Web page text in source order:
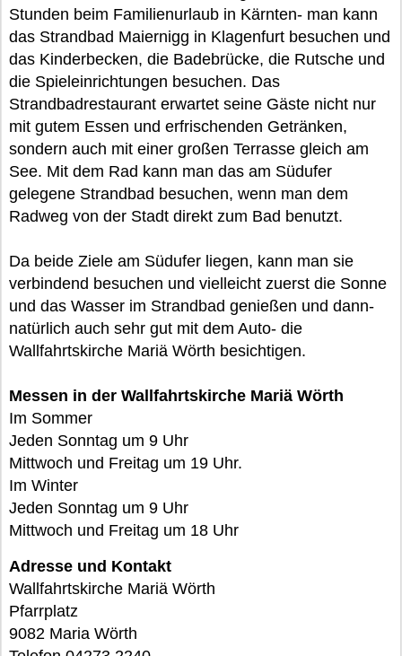
Stunden beim Familienurlaub in Kärnten- man kann
das Strandbad Maiernigg in Klagenfurt besuchen und
das Kinderbecken, die Badebrücke, die Rutsche und
die Spieleinrichtungen besuchen. Das
Strandbadrestaurant erwartet seine Gäste nicht nur
mit gutem Essen und erfrischenden Getränken,
sondern auch mit einer großen Terrasse gleich am
See. Mit dem Rad kann man das am Südufer
gelegene Strandbad besuchen, wenn man dem
Radweg von der Stadt direkt zum Bad benutzt.
Da beide Ziele am Südufer liegen, kann man sie
verbindend besuchen und vielleicht zuerst die Sonne
und das Wasser im Strandbad genießen und dann-
natürlich auch sehr gut mit dem Auto- die
Wallfahrtskirche Mariä Wörth besichtigen.
Messen in der Wallfahrtskirche Mariä Wörth
Im Sommer
Jeden Sonntag um 9 Uhr
Mittwoch und Freitag um 19 Uhr.
Im Winter
Jeden Sonntag um 9 Uhr
Mittwoch und Freitag um 18 Uhr
Adresse und Kontakt
Wallfahrtskirche Mariä Wörth
Pfarrplatz
9082 Maria Wörth